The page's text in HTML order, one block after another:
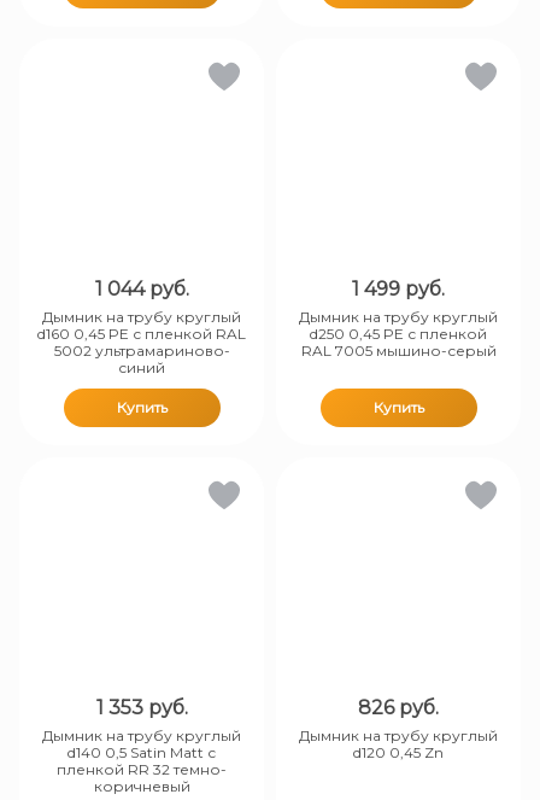
1 044 руб.
Дымник на трубу круглый
d160 0,45 PE с пленкой RAL
5002 ультрамариново-
синий
Купить
1 499 руб.
Дымник на трубу круглый
d250 0,45 PE с пленкой
RAL 7005 мышино-серый
Купить
1 353 руб.
Дымник на трубу круглый
d140 0,5 Satin Matt с
пленкой RR 32 темно-
коричневый
826 руб.
Дымник на трубу круглый
d120 0,45 Zn